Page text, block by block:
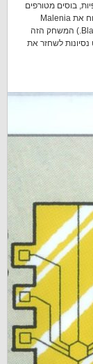
בוסים מטורפים
ואתגרים אחרים, המון lore, מיליון סודות והפתעות, ולא לשכוח את Malenia
כמובן. (Blade of Miquella. And I have never known defeat.) המשחק הזה
לשחזר את